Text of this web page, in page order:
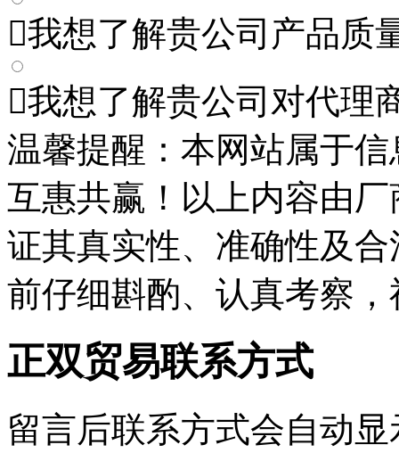
我想了解贵公司产品质
我想了解贵公司对代理
温馨提醒：本网站属于
互惠共赢！以上内容由
证其真实性、准确性及
前仔细斟酌、认真考察
正双贸易联系方式
留言后联系方式会自动显